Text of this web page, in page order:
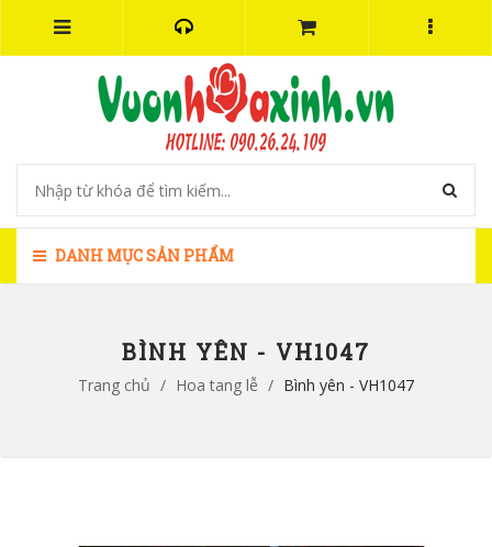
DANH MỤC SẢN PHẨM
BÌNH YÊN - VH1047
Trang chủ / Hoa tang lễ / Bình yên - VH1047